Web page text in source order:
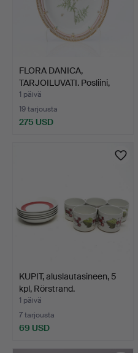
FLORA DANICA,
TARJOILUVATI. Posliini,
moni…
1 päivä
19 tarjousta
275 USD
KUPIT, aluslautasineen, 5
kpl, Rörstrand.
1 päivä
7 tarjousta
69 USD